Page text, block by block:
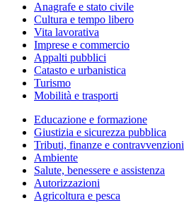
Anagrafe e stato civile
Cultura e tempo libero
Vita lavorativa
Imprese e commercio
Appalti pubblici
Catasto e urbanistica
Turismo
Mobilità e trasporti
Educazione e formazione
Giustizia e sicurezza pubblica
Tributi, finanze e contravvenzioni
Ambiente
Salute, benessere e assistenza
Autorizzazioni
Agricoltura e pesca